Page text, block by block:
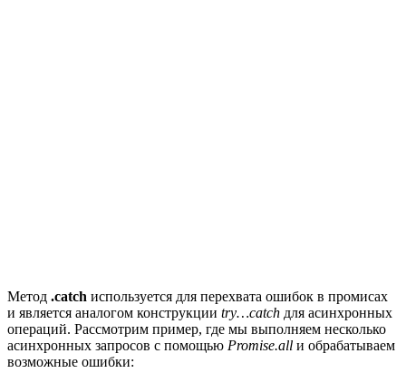
Метод .catch используется для перехвата ошибок в промисах
и является аналогом конструкции try…catch для асинхронных
операций. Рассмотрим пример, где мы выполняем несколько
асинхронных запросов с помощью Promise.all и обрабатываем
возможные ошибки: